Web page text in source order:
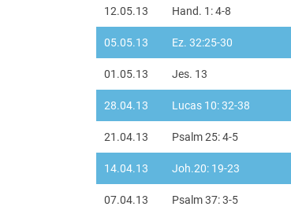
12.05.13 Hand. 1: 4-8
05.05.13 Ez. 32:25-30
01.05.13 Jes. 13
28.04.13 Lucas 10: 32-38
21.04.13 Psalm 25: 4-5
14.04.13 Joh.20: 19-23
07.04.13 Psalm 37: 3-5